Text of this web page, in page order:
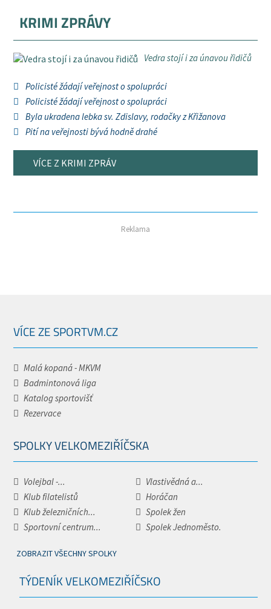
KRIMI ZPRÁVY
Vedra stojí i za únavou řidičů
Policisté žádají veřejnost o spolupráci
Policisté žádají veřejnost o spolupráci
Byla ukradena lebka sv. Zdislavy, rodačky z Křižanova
Pití na veřejnosti bývá hodně drahé
VÍCE Z KRIMI ZPRÁV
Reklama
VÍCE ZE SPORTVM.CZ
Malá kopaná - MKVM
Badmintonová liga
Katalog sportovišť
Rezervace
SPOLKY VELKOMEZIŘÍČSKA
Volejbal -...
Vlastivědná a...
Klub filatelistů
Horáčan
Klub železničních...
Spolek žen
Sportovní centrum...
Spolek Jednoměsto.
ZOBRAZIT VŠECHNY SPOLKY
TÝDENÍK VELKOMEZIŘÍČSKO